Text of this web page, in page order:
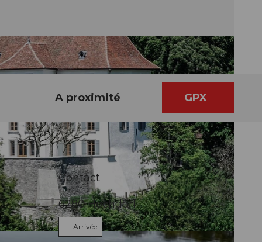
A proximité GPX
Contact
6280Hochdorf
Arrivée